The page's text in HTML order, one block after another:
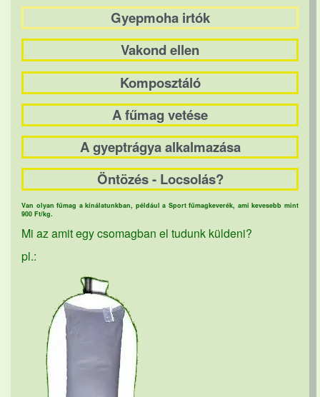
Gyepmoha irtók
Vakond ellen
Komposztáló
A fűmag vetése
A gyeptrágya alkalmazása
Öntözés - Locsolás?
Van olyan fűmag a kínálatunkban, például a Sport fűmagkeverék, ami kevesebb mint
900 Ft/kg.
Mi az amit egy csomagban el tudunk küldeni?
pl.: